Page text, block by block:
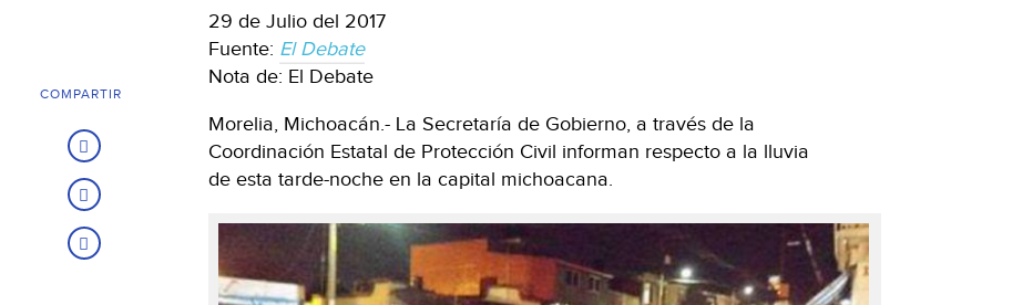
29 de Julio del 2017
Fuente: El Debate
Nota de: El Debate
Morelia, Michoacán.- La Secretaría de Gobierno, a través de la
Coordinación Estatal de Protección Civil informan respecto a la lluvia
de esta tarde-noche en la capital michoacana.
COMPARTIR